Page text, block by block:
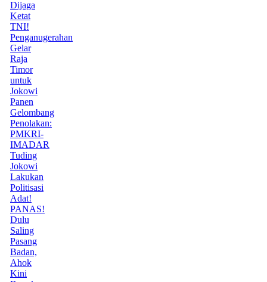
Dijaga
Ketat
TNI!
Penganugerahan
Gelar
Raja
Timor
untuk
Jokowi
Panen
Gelombang
Penolakan:
PMKRI-
IMADAR
Tuding
Jokowi
Lakukan
Politisasi
Adat!
PANAS!
Dulu
Saling
Pasang
Badan,
Ahok
Kini